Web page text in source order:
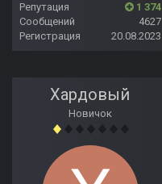
Репутация
1 374
Сообщений
4627
Регистрация
20.08.2023
Хардовый
Новичок